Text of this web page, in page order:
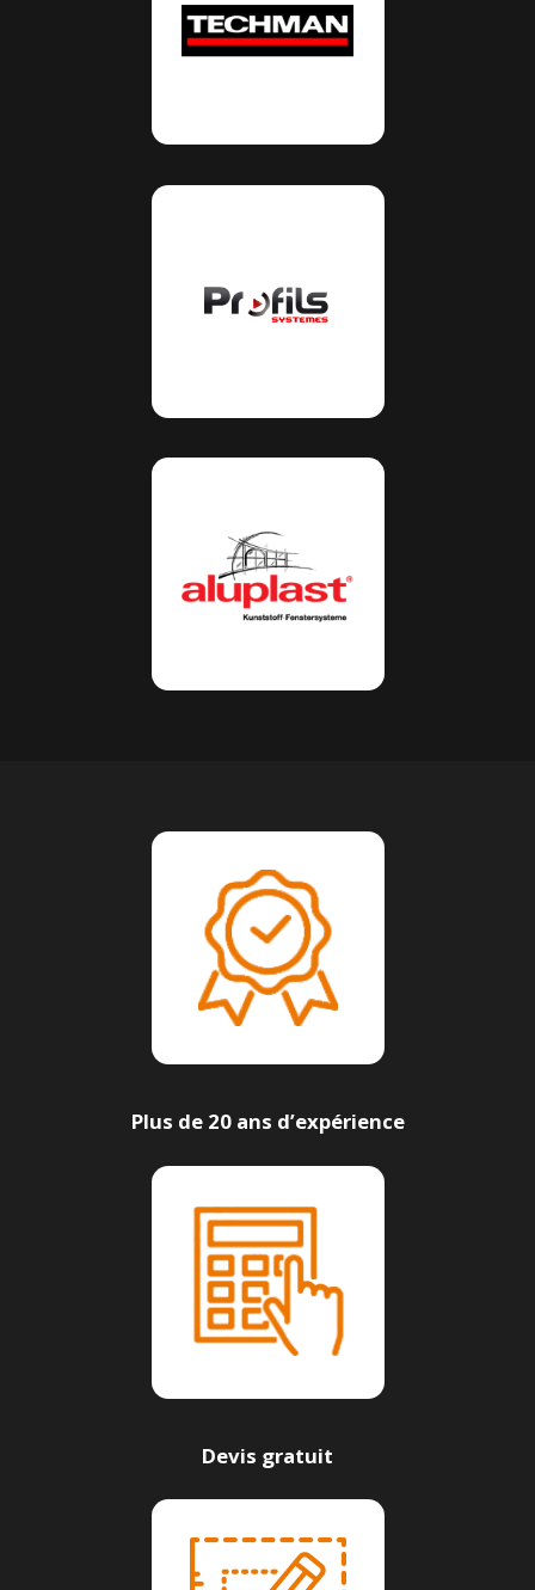
Plus de 20 ans d’expérience
Devis gratuit